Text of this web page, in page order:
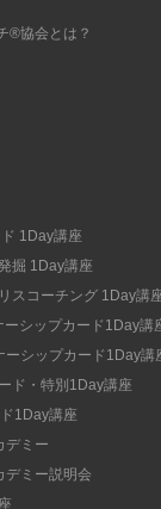
®協会とは？
1Day講座
掘 1Day講座
スコーチング 1Day講
ーシップカード1Day講
シップカード1Day講
ド・特別1Day講座
1Day講座
デミー
デミー説明会